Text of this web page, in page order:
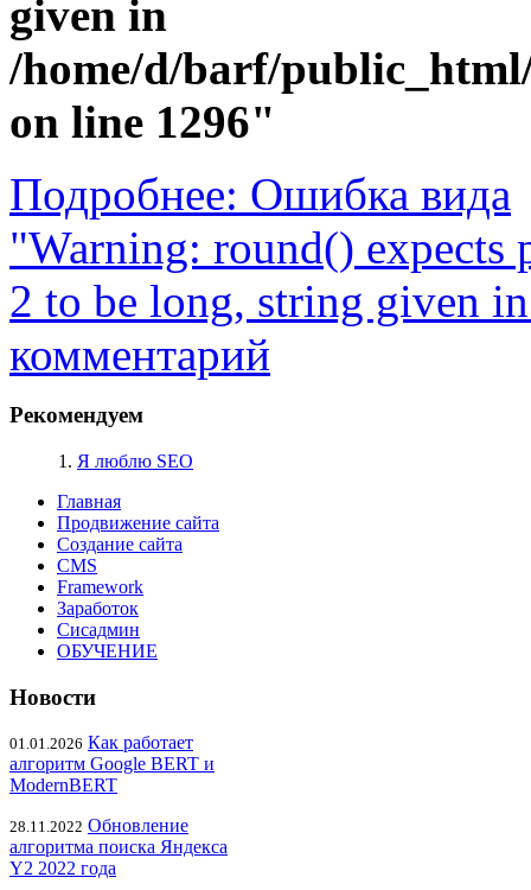
given in
/home/d/barf/
on line 1296"
Подробнее: Ошибка вида
"Warning: round() expects
2 to be long, string given
комментарий
Рекомендуем
1. Я люблю SEO
Главная
Продвижение сайта
Создание сайта
CMS
Framework
Заработок
Сисадмин
ОБУЧЕНИЕ
Новости
01.01.2026 Как работает
алгоритм Google BERT и
ModernBERT
28.11.2022 Обновление
алгоритма поиска Яндекса
Y2 2022 года